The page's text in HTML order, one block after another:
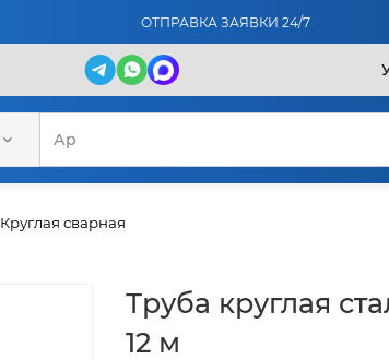
ОТПРАВКА ЗАЯВКИ 24/7
Круглая сварная
Труба круглая
12 м